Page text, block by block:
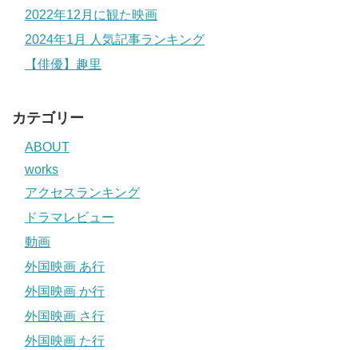
2022年12月に観た映画
2024年1月 人気記事ランキング
【俳優】趣里
カテゴリー
ABOUT
works
アクセスランキング
ドラマレビュー
動画
外国映画 あ行
外国映画 か行
外国映画 さ行
外国映画 た行